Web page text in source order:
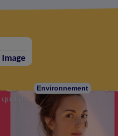
Image
Environnement